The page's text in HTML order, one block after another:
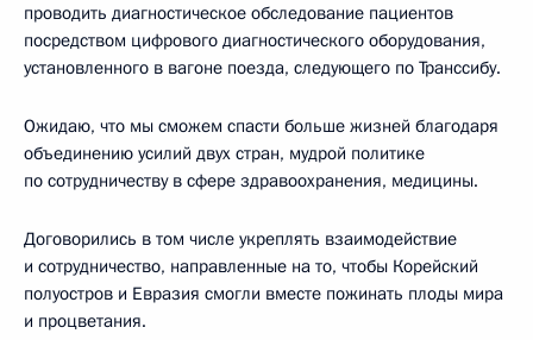
проводить диагностическое обследование пациентов
посредством цифрового диагностического оборудования,
установленного в вагоне поезда, следующего по Транссибу.
Ожидаю, что мы сможем спасти больше жизней благодаря
объединению усилий двух стран, мудрой политике
по сотрудничеству в сфере здравоохранения, медицины.
Договорились в том числе укреплять взаимодействие
и сотрудничество, направленные на то, чтобы Корейский
полуостров и Евразия смогли вместе пожинать плоды мира
и процветания.